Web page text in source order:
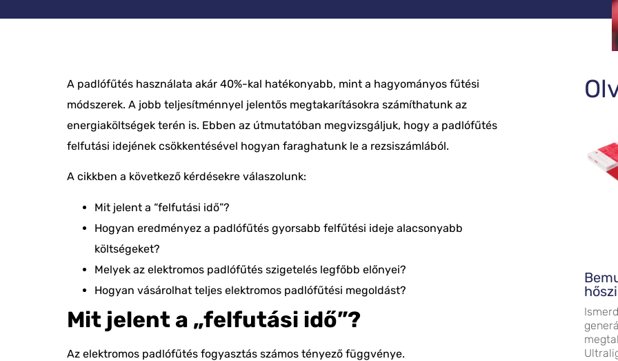
A padlófűtés használata akár 40%-kal hatékonyabb, mint a hagyományos fűtési
módszerek. A jobb teljesítménnyel jelentős megtakarításokra számíthatunk az
energiaköltségek terén is. Ebben az útmutatóban megvizsgáljuk, hogy a padlófűtés
felfutási idejének csökkentésével hogyan faraghatunk le a rezsiszámlából.
A cikkben a következő kérdésekre válaszolunk:
Mit jelent a “felfutási idő”?
Hogyan eredményez a padlófűtés gyorsabb felfűtési ideje alacsonyabb
költségeket?
Melyek az elektromos padlófűtés szigeteléslegfőbb előnyei?
Hogyan vásárolhat teljes elektromos padlófűtési megoldást?
Mit jelent a „felfutási idő”?
Az elektromos padlófűtés fogyasztásszámos tényező függvénye.